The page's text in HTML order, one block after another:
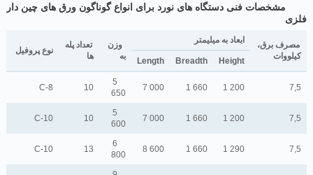
مشخصات فنی دستگاه های نورد برای انواع گوناگون ورق های چین دار
فلزی
نوع پروفیل
تعداد پله
ها
وزن
به
ابعاد به میلیمتر
مصرف برق،
کیلووات
Length Breadth Height
C-8 10
5
650
7 000 1 660 1 200 7,5
C-10 10
5
600
7 000 1 660 1 200 7,5
C-10 13
6
800
8 600 1 660 1 290 7,5